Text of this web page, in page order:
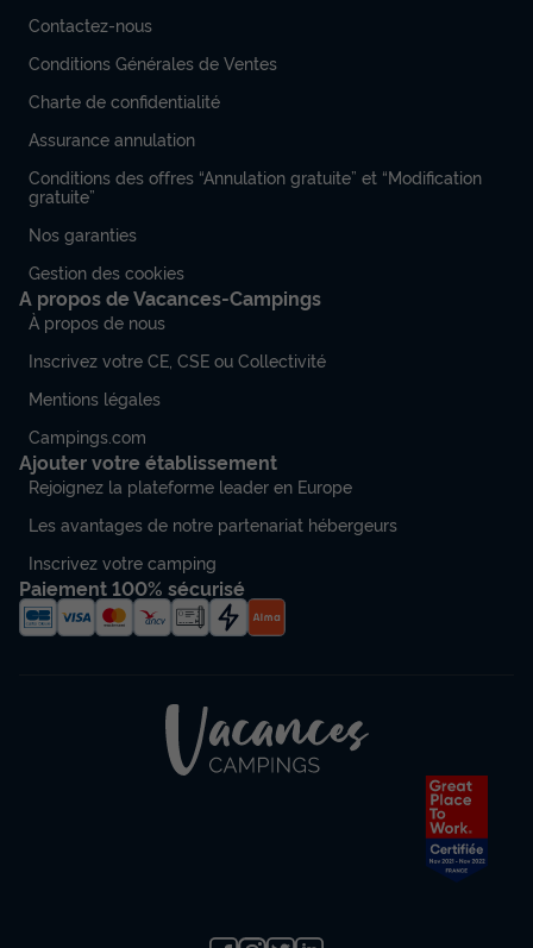
Contactez-nous
Conditions Générales de Ventes
Charte de confidentialité
Assurance annulation
Conditions des offres “Annulation gratuite” et “Modification
gratuite”
Nos garanties
Gestion des cookies
A propos de Vacances-Campings
À propos de nous
Inscrivez votre CE, CSE ou Collectivité
Mentions légales
Campings.com
Ajouter votre établissement
Rejoignez la plateforme leader en Europe
Les avantages de notre partenariat hébergeurs
Inscrivez votre camping
Paiement 100% sécurisé